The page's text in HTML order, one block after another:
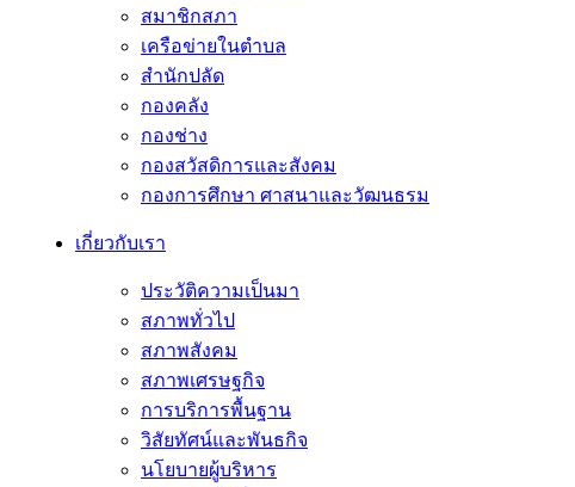
สมาชิกสภา
เครือข่ายในตำบล
สำนักปลัด
กองคลัง
กองช่าง
กองสวัสดิการและสังคม
กองการศึกษา ศาสนาและวัฒนธรม
เกี่ยวกับเรา
ประวัติความเป็นมา
สภาพทั่วไป
สภาพสังคม
สภาพเศรษฐกิจ
การบริการพื้นฐาน
วิสัยทัศน์และพันธกิจ
นโยบายผู้บริหาร